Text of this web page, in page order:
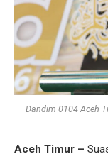
Dandim 0104 Aceh
Aceh Timur –